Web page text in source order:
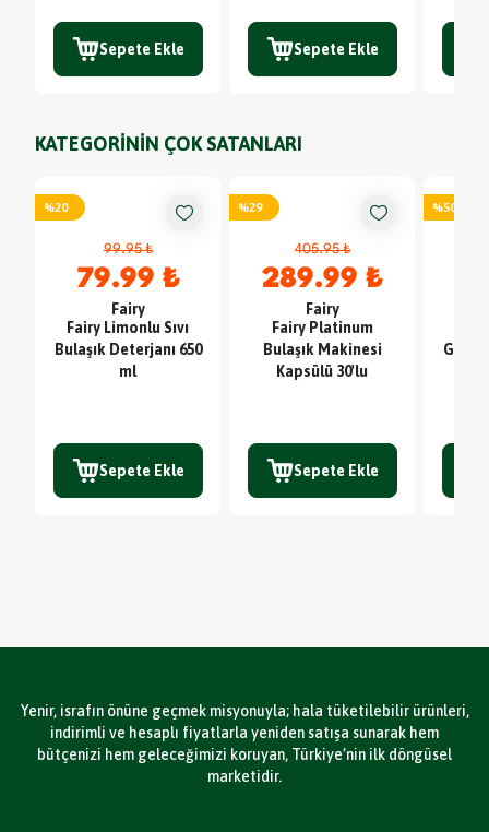
Sepete Ekle Sepete Ekle
KATEGORİNİN ÇOK SATANLARI
%20
99.95 ₺
79.99 ₺
Fairy
Fairy Limonlu Sıvı
Bulaşık Deterjanı 650
ml
Sepete Ekle
%29
405.95 ₺
289.99 ₺
Fairy
Fairy Platinum
Bulaşık Makinesi
Kapsülü 30'lu
Sepete Ekle
%50
Yenir, israfın önüne geçmek misyonuyla; hala tüketilebilir ürünleri,
indirimli ve hesaplı fiyatlarla yeniden satışa sunarak hem
bütçenizi hem geleceğimizi koruyan, Türkiye’nin ilk döngüsel
marketidir.